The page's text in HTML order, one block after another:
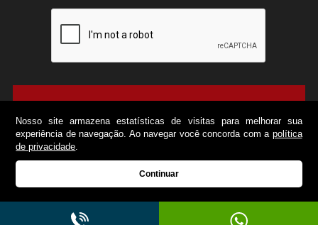
© 2003-2018 | Japa Baterias - venda e instalação de baterias Moura em Curitiba e
região metropolitana
Nosso site armazena estatísticas de visitas para melhorar sua
experiência de navegação. Ao navegar você concorda com a política
de privacidade.
Continuar